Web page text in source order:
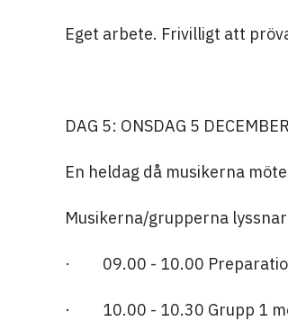
Eget arbete. Frivilligt att
DAG 5: ONSDAG 5
En heldag då musikerna
Musikerna/grupperna
· 09.00 - 10.00
· 10.00 - 10.30 Grupp 1